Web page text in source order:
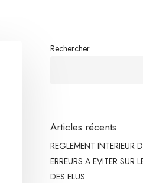
Rechercher
Articles récents
REGLEMENT INTERIEUR
ERREURS A EVITER SUR
DES ELUS